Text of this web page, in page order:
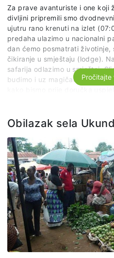
Za prave avanturiste i one koji
divljini pripremili smo
ujutru rano krenuti na izlet
predaha ulazimo u nacionalni
dan ćemo posmatrati životinje,
čikiranje u smještaju (lodge).
safarija odlazimo u smještaj.
budimo i uz magičan izlazak
ponovo, nastavljamo sa
nacionalni park i predveče
U cijenu uključeno: prevoz,
doručak, ručak i večera u
noćenje u kampu u sobama,
U cijenu nije uključeno: bakšiš
Pročitajte
Obilazak sela